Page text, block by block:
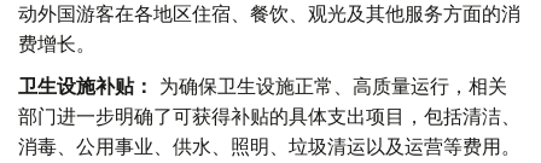
动外国游客在各地区住宿、餐饮、观光及其他服务方面的消
费增长。
卫生设施补贴： 为确保卫生设施正常、高质量运行，相关
部门进一步明确了可获得补贴的具体支出项目，包括清洁、
消毒、公用事业、供水、照明、垃圾清运以及运营等费用。